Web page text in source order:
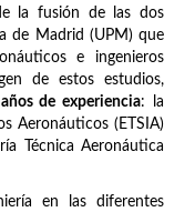
la fusión de las dos
de Madrid (UPM) que
e ingenieros
de estos estudios,
de experiencia: la
Aeronáuticos (ETSIA)
Técnica Aeronáutica
en las diferentes